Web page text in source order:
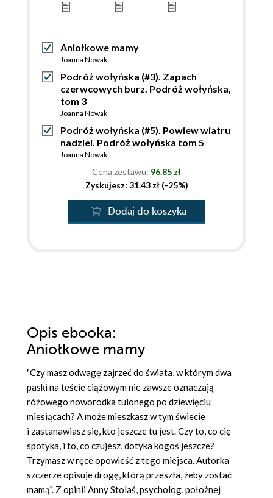
Aniołkowe mamy
Joanna Nowak
Podróż wołyńska (#3). Zapach
czerwcowych burz. Podróż wołyńska,
tom 3
Joanna Nowak
Podróż wołyńska (#5). Powiew wiatru
nadziei. Podróż wołyńska tom 5
Joanna Nowak
Cena zestawu: 96.85 zł
Zyskujesz: 31.43 zł (-25%)
Dodaj do koszyka
Opis ebooka:
Aniołkowe mamy
"Czy masz odwagę zajrzeć do świata, w którym dwa
paski na teście ciążowym nie zawsze oznaczają
różowego noworodka tulonego po dziewięciu
miesiącach? A może mieszkasz w tym świecie
i zastanawiasz się, kto jeszcze tu jest. Czy to, co cię
spotyka, i to, co czujesz, dotyka kogoś jeszcze?
Trzymasz w ręce opowieść z tego miejsca. Autorka
szczerze opisuje drogę, którą przeszła, żeby zostać
mamą". Z opinii Anny Stolaś, psycholog, położnej